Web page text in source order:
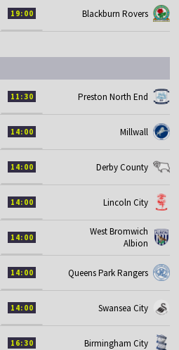
19:00 Blackburn Rovers
11:30 Preston North End
14:00 Millwall
14:00 Derby County
14:00 Lincoln City
14:00
West Bromwich
Albion
14:00 Queens Park Rangers
14:00 Swansea City
16:30 Birmingham City